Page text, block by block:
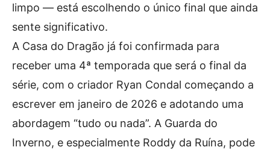
limpo — está escolhendo o único final que ainda
sente significativo.
A Casa do Dragão já foi confirmada para
receber uma 4ª temporada que será o final da
série, com o criador Ryan Condal começando a
escrever em janeiro de 2026 e adotando uma
abordagem “tudo ou nada”. A Guarda do
Inverno, e especialmente Roddy da Ruína, pode